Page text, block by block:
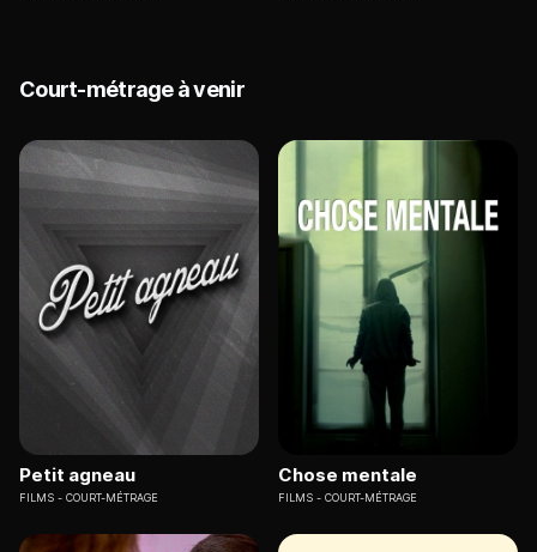
Court-métrage à venir
Petit agneau
FILMS COURT-MÉTRAGE
Chose mentale
FILMS COURT-MÉTRAGE